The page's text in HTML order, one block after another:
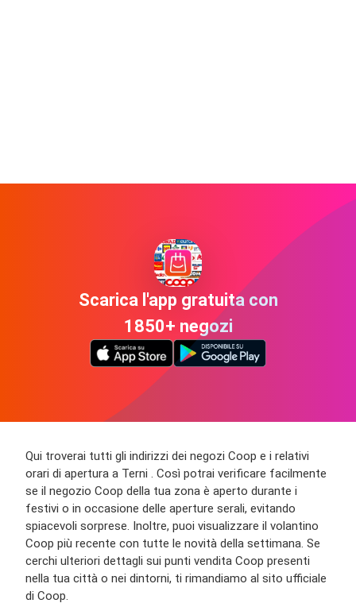
Scarica l'app gratuita con
1850+ negozi
Qui troverai tutti gli indirizzi dei negozi Coop e i relativi
orari di apertura a Terni . Così potrai verificare facilmente
se il negozio Coop della tua zona è aperto durante i
festivi o in occasione delle aperture serali, evitando
spiacevoli sorprese. Inoltre, puoi visualizzare il volantino
Coop più recente con tutte le novità della settimana. Se
cerchi ulteriori dettagli sui punti vendita Coop presenti
nella tua città o nei dintorni, ti rimandiamo al sito ufficiale
di Coop.